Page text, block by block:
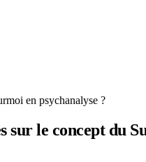
en psychanalyse ?
le concept du